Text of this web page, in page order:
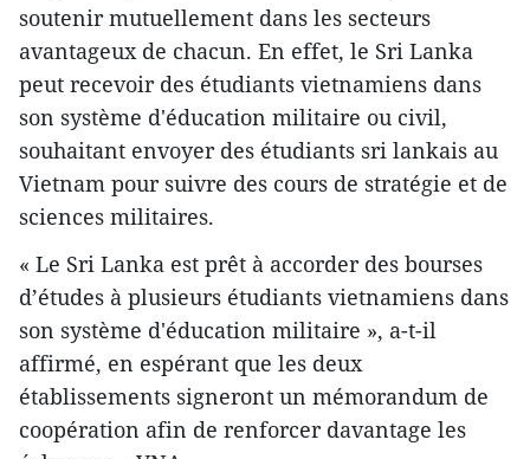
soutenir mutuellement dans les ​secteurs
avantageux de chacun. En effet, le Sri Lanka
peut recevoir des étudiants vietnamiens dans
son système d'éducation militaire ou civil,
souhaitant envoyer des étudiants sri lankais au
Vietnam pour suivre des cours ​de stratégie et de
sciences militaires.
« Le Sri Lanka est prêt à accorder des bourses
d’études à ​plusieurs étudiants vietnamiens dans
​son système d'éducation militaire », a-t-il
affirmé, en espérant que les deux
établissements signeront un mémorandum de
coopération afin de renforcer davantage les